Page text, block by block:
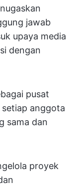
jawab
upaya media
dengan
pusat
anggota
sama dan
proyek